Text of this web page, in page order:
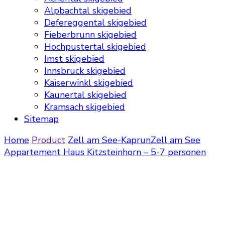
Alpbachtal skigebied
Defereggental skigebied
Fieberbrunn skigebied
Hochpustertal skigebied
Imst skigebied
Innsbruck skigebied
Kaiserwinkl skigebied
Kaunertal skigebied
Kramsach skigebied
Sitemap
Home Product Zell am See-KaprunZell am See
Appartement Haus Kitzsteinhorn – 5-7 personen